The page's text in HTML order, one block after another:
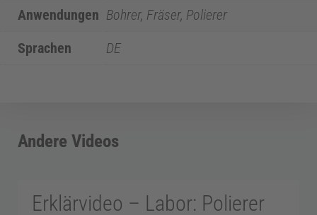
h
e
d
Anwendungen Bohrer, Fräser, Polierer
Sprachen
DE
Andere Videos
Erklärvideo – Labor: Polierer